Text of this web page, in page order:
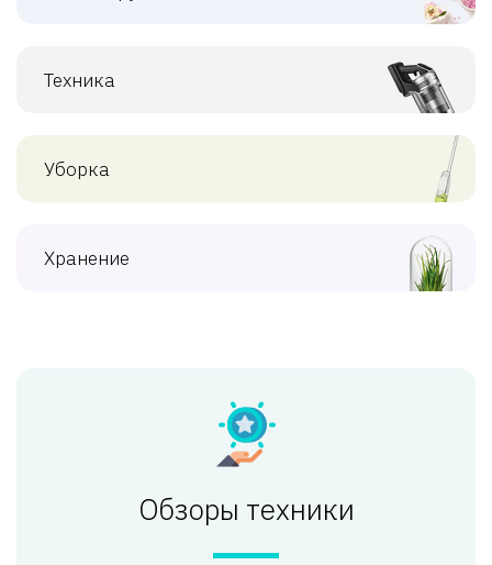
Техника
Уборка
Хранение
Обзоры техники